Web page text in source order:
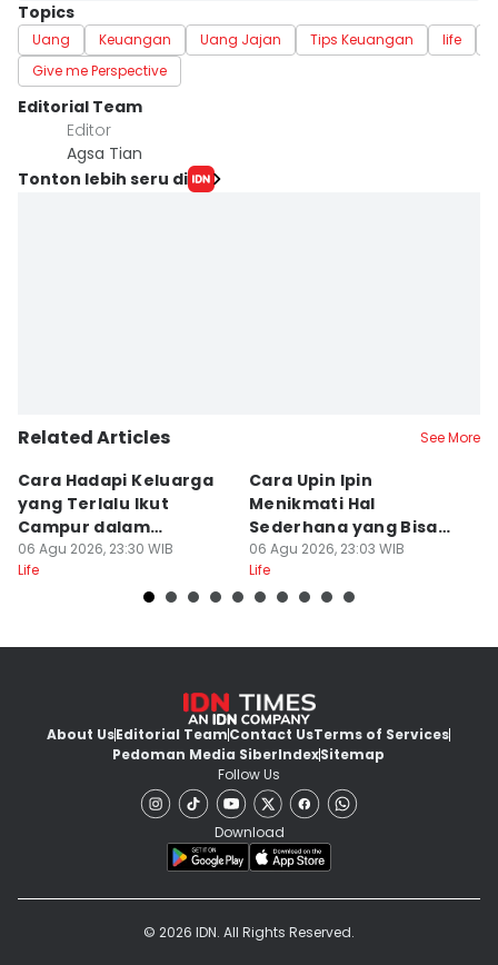
Topics
Uang Keuangan Uang Jajan Tips Keuangan life
Give me Perspective
Editorial Team
Editor
Agsa Tian
Tonton lebih seru di
Related Articles See More
Cara Hadapi Keluarga
yang Terlalu Ikut
Campur dalam
Persiapan Nikah
06 Agu 2026, 23:30 WIB
Life
Cara Upin Ipin
Menikmati Hal
Sederhana yang Bisa
Ditiru oleh Gen Z
06 Agu 2026, 23:03 WIB
Life
About UsEditorial TeamContact UsTerms of Services
Pedoman Media SiberIndexSitemap
Follow Us
Download
© 2026 IDN. All Rights Reserved.